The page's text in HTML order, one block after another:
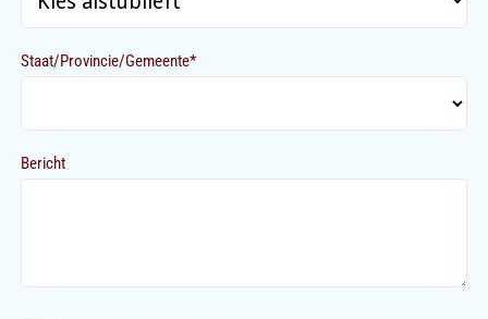
Staat/Provincie/Gemeente*
Bericht